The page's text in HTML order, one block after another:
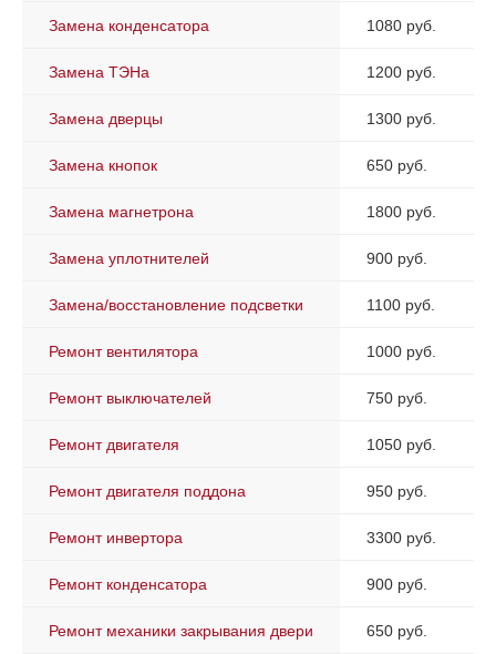
Замена конденсатора 1080 руб.
Замена ТЭНа 1200 руб.
Замена дверцы 1300 руб.
Замена кнопок 650 руб.
Замена магнетрона 1800 руб.
Замена уплотнителей 900 руб.
Замена/восстановление подсветки 1100 руб.
Ремонт вентилятора 1000 руб.
Ремонт выключателей 750 руб.
Ремонт двигателя 1050 руб.
Ремонт двигателя поддона 950 руб.
Ремонт инвертора 3300 руб.
Ремонт конденсатора 900 руб.
Ремонт механики закрывания двери 650 руб.